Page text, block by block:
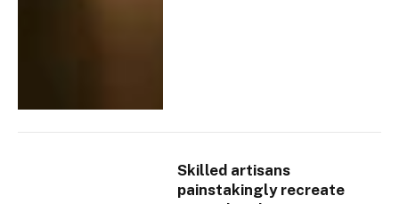
Skilled artisans
painstakingly recreate